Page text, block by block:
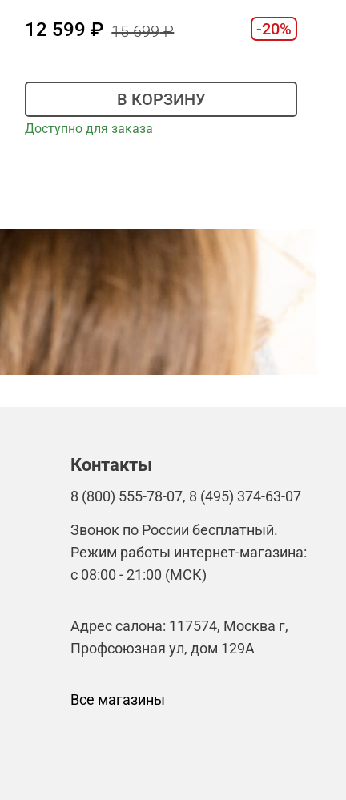
12 599 15 699 -20%
В КОРЗИНУ
Доступно для заказа
Контакты
8 (800) 555-78-07, 8 (495) 374-63-07
Звонок по России бесплатный.
Режим работы интернет-магазина:
с 08:00 - 21:00 (МСК)
Адрес салона: 117574, Москва г,
Профсоюзная ул, дом 129А
Все магазины